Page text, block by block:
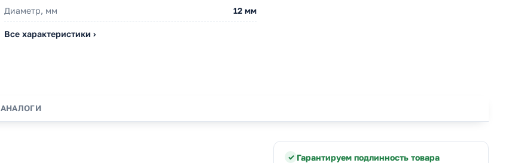
Диаметр, мм 12 мм
Все характеристики ›
АНАЛОГИ
Гарантируем подлинность товара